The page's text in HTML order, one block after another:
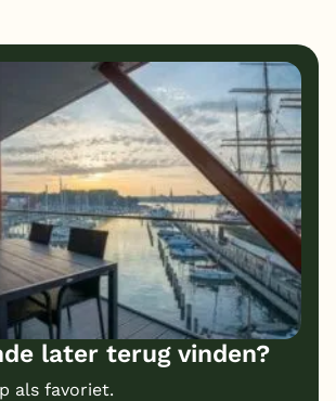
later terug vinden?
als favoriet.